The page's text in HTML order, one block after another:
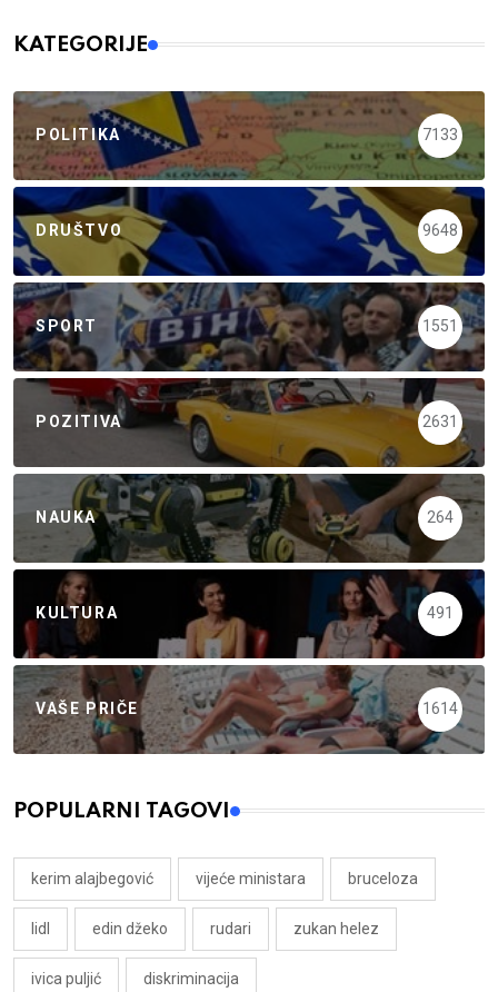
KATEGORIJE
POLITIKA 7133
DRUŠTVO 9648
SPORT 1551
POZITIVA 2631
NAUKA 264
KULTURA 491
VAŠE PRIČE 1614
POPULARNI TAGOVI
kerim alajbegović vijeće ministara bruceloza
lidl edin džeko rudari zukan helez
ivica puljić diskriminacija